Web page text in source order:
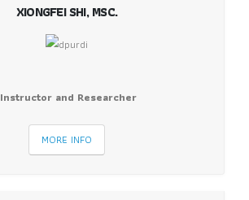
XIONGFEI SHI, MSC.
Instructor and Researcher
MORE INFO